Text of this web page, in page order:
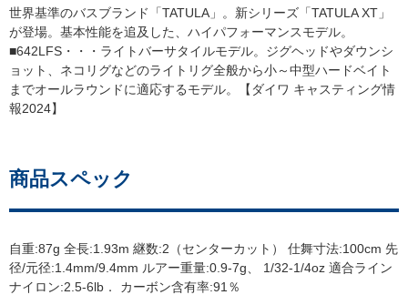
世界基準のバスブランド「TATULA」。新シリーズ「TATULA XT」
が登場。基本性能を追及した、ハイパフォーマンスモデル。
■642LFS・・・ライトバーサタイルモデル。ジグヘッドやダウンシ
ョット、ネコリグなどのライトリグ全般から小～中型ハードベイト
までオールラウンドに適応するモデル。【ダイワ キャスティング情
報2024】
商品スペック
自重:87g 全長:1.93m 継数:2（センターカット） 仕舞寸法:100cm 先
径/元径:1.4mm/9.4mm ルアー重量:0.9-7g、 1/32-1/4oz 適合ライン
ナイロン:2.5-6lb． カーボン含有率:91％